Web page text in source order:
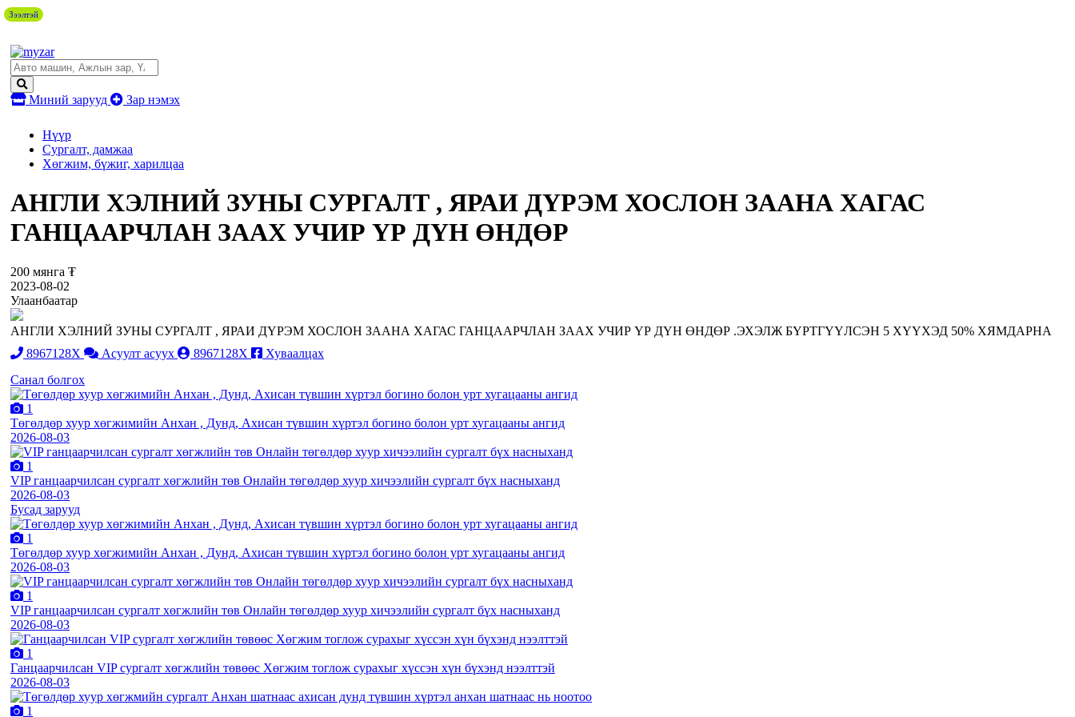
Миний зарууд Зар нэмэх
Нүүр
Сургалт, дамжаа
Хөгжим, бүжиг, харилцаа
АНГЛИ ХЭЛНИЙ ЗУНЫ СУРГАЛТ , ЯРАИ ДҮРЭМ ХОСЛОН ЗААНА ХАГАС
ГАНЦААРЧЛАН ЗААХ УЧИР ҮР ДҮН ӨНДӨР
200 мянга ₮
2023-08-02
Улаанбаатар
АНГЛИ ХЭЛНИЙ ЗУНЫ СУРГАЛТ , ЯРАИ ДҮРЭМ ХОСЛОН ЗААНА ХАГАС ГАНЦААРЧЛАН ЗААХ УЧИР ҮР ДҮН ӨНДӨР .ЭХЭЛЖ БҮРТГҮҮЛСЭН 5 ХҮҮХЭД 50% ХЯМДАРНА
8967128X
Асуулт асуух 8967128X
Хуваалцах
Санал болгох
1
Төгөлдөр хуур хөгжимийн Анхан , Дунд, Ахисан түвшин хүртэл богино болон урт хугацааны ангид
2026-08-03
1
VIP ганцаарчилсан сургалт хөгжлийн төв Онлайн төгөлдөр хуур хичээлийн сургалт бүх насныханд
2026-08-03
Бусад зарууд
1
Төгөлдөр хуур хөгжимийн Анхан , Дунд, Ахисан түвшин хүртэл богино болон урт хугацааны ангид
2026-08-03
1
VIP ганцаарчилсан сургалт хөгжлийн төв Онлайн төгөлдөр хуур хичээлийн сургалт бүх насныханд
2026-08-03
1
Ганцаарчилсан VIP сургалт хөгжлийн төвөөс Хөгжим тоглож сурахыг хүссэн хүн бүхэнд нээлттэй
2026-08-03
1
Зээлтэй